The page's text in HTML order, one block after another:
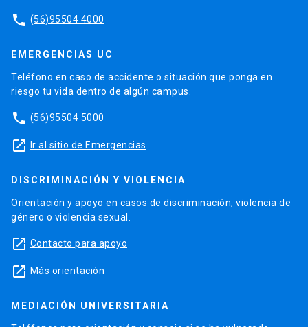
phone (56)95504 4000
EMERGENCIAS UC
Teléfono en caso de accidente o situación que ponga en
riesgo tu vida dentro de algún campus.
phone (56)95504 5000
launch Ir al sitio de Emergencias
DISCRIMINACIÓN Y VIOLENCIA
Orientación y apoyo en casos de discriminación, violencia de
género o violencia sexual.
launch Contacto para apoyo
launch Más orientación
MEDIACIÓN UNIVERSITARIA